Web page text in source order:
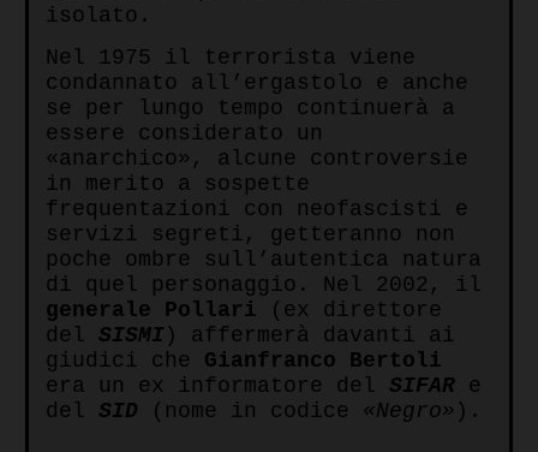
isolato.
Nel 1975 il terrorista viene
condannato all’ergastolo e anche
se per lungo tempo continuerà a
essere considerato un
«anarchico», alcune controversie
in merito a sospette
frequentazioni con neofascisti e
servizi segreti, getteranno non
poche ombre sull’autentica natura
di quel personaggio. Nel 2002, il
generale Pollari
(ex direttore
del SISMI ) affermerà davanti ai
giudici che Gianfranco Bertoli
era un ex informatore del SIFAR e
del SID (nome in codice «Negro» ).